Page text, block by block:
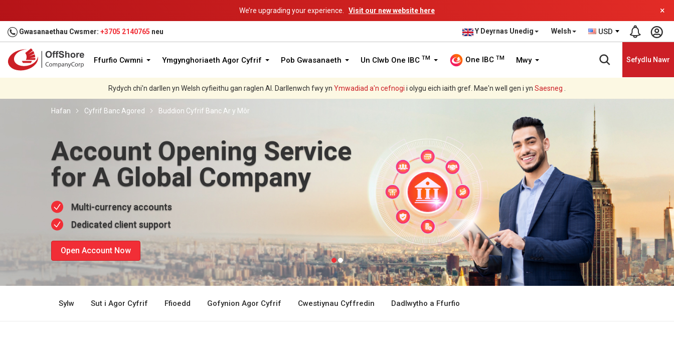
We’re upgrading your experience. Visit our new website here ×
Gwasanaethau Cwsmer: +3705 2140765 neu Y Deyrnas Unedig Welsh USD
Ffurfio Cwmni Ymgynghoriaeth Agor Cyfrif Pob Gwasanaeth Un Clwb One IBC TM One IBC TM Mwy Sefydlu Nawr
Rydych chi'n darllen yn Welsh cyfieithu gan raglen AI. Darllenwch fwy yn Ymwadiad a'n cefnogi i olygu eich iaith gref. Mae'n well gen i yn Saesneg
Hafan Cyfrif Banc Agored Buddion Cyfrif Banc Ar y Môr
ACCOUNT OPENING
CONSULTANCY
Our experts guide, eliminate paperwork
hassle, and ensure a smooth, stress-free
experience in the account setup process.
Learn More
Sylw Sut i Agor Cyfrif Ffioedd Gofynion Agor Cyfrif Cwestiynau Cyffredin Dadlwytho a Ffurfio